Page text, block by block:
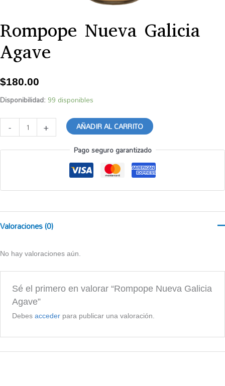
Rompope Nueva Galicia
Agave
$180.00
Disponibilidad: 99 disponibles
-
Rompope
Nueva
Galicia
Agave
cantidad
+
AÑADIR AL CARRITO
Pago seguro garantizado
Valoraciones (0)
No hay valoraciones aún.
Sé el primero en valorar “Rompope Nueva Galicia
Agave”
Debes accederpara publicar una valoración.